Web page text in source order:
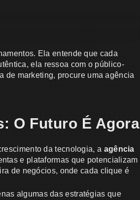
Ela entende que cada
ela ressoa com o público-
de marketing, procure uma agência
O Futuro É Agora
da tecnologia, a agência
e plataformas que potencializam
de negócios, onde cada clique é
algumas das estratégias que